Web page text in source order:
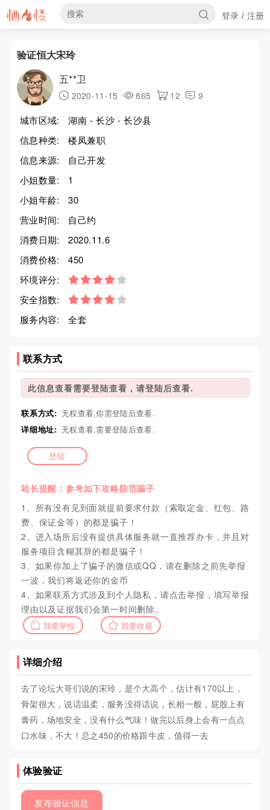
登录 / 注册
验证恒大宋玲
五**卫
2020-11-15 865 12 9
城市区域:
湖南 - 长沙 - 长沙县
信息种类:
楼凤兼职
信息来源:
自己开发
小姐数量:
1
小姐年龄:
30
营业时间:
自己约
消费日期:
2020.11.6
消费价格:
450
环境评分:
安全指数:
服务内容:
全套
联系方式
此信息查看需要登陆查看，请登陆后查看.
联系方式: 无权查看,你需登陆后查看.
详细地址: 无权查看,需要登陆后查看.
登陆
站长提醒：参考如下攻略防范骗子
1、所有没有见到面就提前要求付款（索取定金、红包、路
费、保证金等）的都是骗子！
2、进入场所后没有提供具体服务就一直推荐办卡，并且对
服务项目含糊其辞的都是骗子！
3、如果你加上了骗子的微信或QQ，请在删除之前先举报
一波，我们将返还你的金币
4、如果联系方式涉及到个人隐私，请点击举报，填写举报
理由以及证据我们会第一时间删除。
我要举报 我要收藏
详细介绍
去了论坛大哥们说的宋玲，是个大高个，估计有170以上，
骨架很大，说话温柔，服务没得话说，长相一般，屁股上有
膏药，场地安全，没有什么气味！做完以后身上会有一点点
口水味，不大！总之450的价格跟牛皮，值得一去
体验验证
发布验证信息